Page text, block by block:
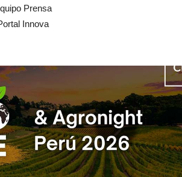
Prensa
Innova